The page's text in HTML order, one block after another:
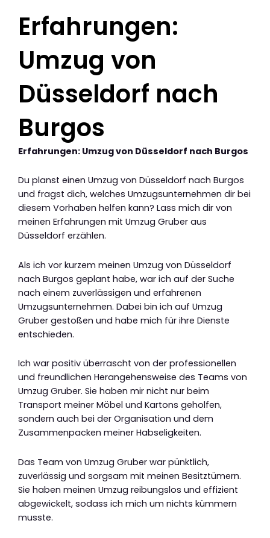
Erfahrungen:
Umzug von
Düsseldorf nach
Burgos
Erfahrungen: Umzug von Düsseldorf nach Burgos
Du planst einen Umzug von Düsseldorf nach Burgos
und fragst dich, welches Umzugsunternehmen dir bei
diesem Vorhaben helfen kann? Lass mich dir von
meinen Erfahrungen mit Umzug Gruber aus
Düsseldorf erzählen.
Als ich vor kurzem meinen Umzug von Düsseldorf
nach Burgos geplant habe, war ich auf der Suche
nach einem zuverlässigen und erfahrenen
Umzugsunternehmen. Dabei bin ich auf Umzug
Gruber gestoßen und habe mich für ihre Dienste
entschieden.
Ich war positiv überrascht von der professionellen
und freundlichen Herangehensweise des Teams von
Umzug Gruber. Sie haben mir nicht nur beim
Transport meiner Möbel und Kartons geholfen,
sondern auch bei der Organisation und dem
Zusammenpacken meiner Habseligkeiten.
Das Team von Umzug Gruber war pünktlich,
zuverlässig und sorgsam mit meinen Besitztümern.
Sie haben meinen Umzug reibungslos und effizient
abgewickelt, sodass ich mich um nichts kümmern
musste.